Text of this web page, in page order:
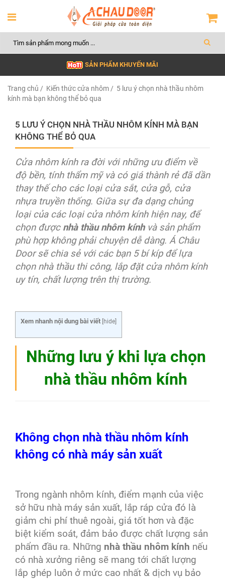
SẢN PHẨM KHUYẾN MÃI
Trang chủ / Kiến thức cửa nhôm / 5 lưu ý chọn nhà thầu nhôm
kính mà bạn không thể bỏ qua
5 LƯU Ý CHỌN NHÀ THẦU NHÔM KÍNH MÀ BẠN
KHÔNG THỂ BỎ QUA
Cửa nhôm kính ra đời với những ưu điểm về
độ bền, tính thẩm mỹ và có giá thành rẻ đã dần
thay thế cho các loại cửa sắt, cửa gỗ, cửa
nhựa truyền thống. Giữa sự đa dạng chủng
loại của các loại cửa nhôm kính hiện nay, để
chọn được nhà thầu nhôm kính và sản phẩm
phù hợp không phải chuyện dễ dàng. Á Châu
Door sẽ chia sẻ với các bạn 5 bí kíp để lựa
chọn nhà thầu thi công, lắp đặt cửa nhôm kính
uy tín, chất lượng trên thị trường.
Xem nhanh nội dung bài viết hide
Những lưu ý khi lựa chọn
nhà thầu nhôm kính
Không chọn nhà thầu nhôm kính
không có nhà máy sản xuất
Trong ngành nhôm kính, điểm mạnh của việc
sở hữu nhà máy sản xuất, lắp ráp cửa đó là
giảm chi phí thuê ngoài, giá tốt hơn và đặc
biệt kiểm soát, đảm bảo được chất lượng sản
phẩm đầu ra. Những nhà thầu nhôm kính nếu
có nhà xưởng riêng sẽ mang tới chất lượng
lắp ghép luôn ở mức cao nhất & dịch vụ bảo